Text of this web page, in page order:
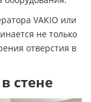
VAKIO или
не только
отверстия в
стене